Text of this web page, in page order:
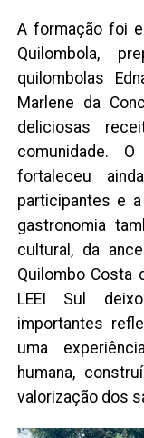
A formação foi
Quilombola,
quilombolas
Marlene da
deliciosas
comunidade.
fortaleceu
participantes e
gastronomia
cultural, da
Quilombo Costa
LEEI Sul
importantes
uma
humana,
valorização dos